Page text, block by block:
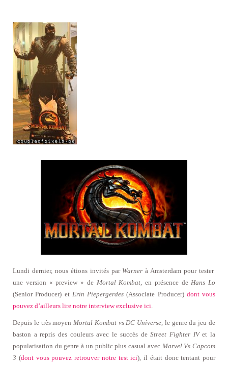
Lundi dernier, nous étions invités par Warner à Amsterdam pour tester
une version « preview » de Mortal Kombat, en présence deHans Lo
(Senior Producer) et Erin Piepergerdes (Associate Producer) dont vous
pouvez d’ailleurs lire notre interview exclusive ici.
Depuis le très moyenMortal Kombat vs DC Universe, le genre du jeu de
baston a repris des couleurs avec le succès deStreet Fighter IVet la
popularisation du genre à un public plus casual avec Marvel Vs Capcom
3 (dont vous pouvez retrouver notre test ici), il était donc tentant pour